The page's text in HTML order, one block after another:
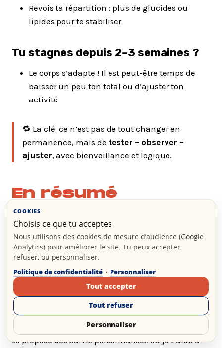
Revois ta répartition : plus de glucides ou
lipides pour te stabiliser
Tu stagnes depuis 2–3 semaines ?
Le corps s’adapte ! Il est peut-être temps de
baisser un peu ton total ou d’ajuster ton
activité
🔁 La clé, ce n’est pas de tout changer en
permanence, mais de tester – observer –
ajuster, avec bienveillance et logique.
En résumé
dynamique
, pas figée
Le calcul est le point de départ, pas la
destination
Tu es unique :écoute ton corps autant que
🧠Besoin d’un accompagnement pour ajuster
tout ça plus finement ?
Je propose des suivis personnalisés où je t’aide à
COOKIES
Choisis ce que tu acceptes
Nous utilisons des cookies de mesure d’audience (Google
Analytics) pour améliorer le site. Tu peux accepter,
refuser, ou personnaliser.
Politique de confidentialité · Personnaliser
Tout accepter
Tout refuser
Personnaliser